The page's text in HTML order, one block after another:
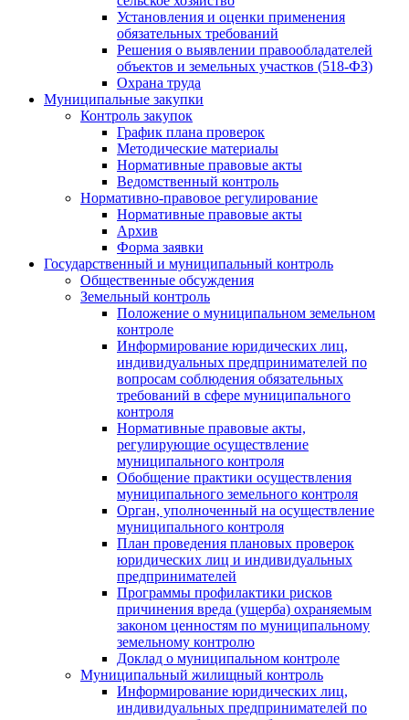
Установления и оценки применения
обязательных требований
Решения о выявлении правообладателей
объектов и земельных участков (518-ФЗ)
Охрана труда
Муниципальные закупки
Контроль закупок
График плана проверок
Методические материалы
Нормативные правовые акты
Ведомственный контроль
Нормативно-правовое регулирование
Нормативные правовые акты
Архив
Форма заявки
Государственный и муниципальный контроль
Общественные обсуждения
Земельный контроль
Положение о муниципальном земельном
контроле
Информирование юридических лиц,
индивидуальных предпринимателей по
вопросам соблюдения обязательных
требований в сфере муниципального
контроля
Нормативные правовые акты,
регулирующие осуществление
муниципального контроля
Обобщение практики осуществления
муниципального земельного контроля
Орган, уполноченный на осуществление
муниципального контроля
План проведения плановых проверок
юридических лиц и индивидуальных
предпринимателей
Программы профилактики рисков
причинения вреда (ущерба) охраняемым
законом ценностям по муниципальному
земельному контролю
Доклад о муниципальном контроле
Муниципальный жилищный контроль
Информирование юридических лиц,
индивидуальных предпринимателей по